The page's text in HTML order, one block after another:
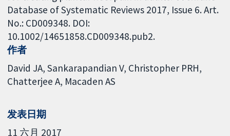
Database of Systematic Reviews 2017, Issue 6. Art.
No.: CD009348. DOI:
10.1002/14651858.CD009348.pub2.
作者
David JA Sankarapandian V Christopher PRH
Chatterjee A Macaden AS
发表日期
11 六月 2017